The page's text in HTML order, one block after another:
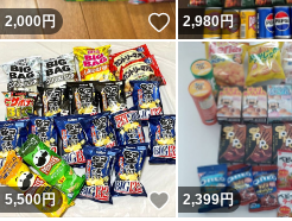
2,000円 いいね！
2,980円
5,500円 いいね！
2,399円